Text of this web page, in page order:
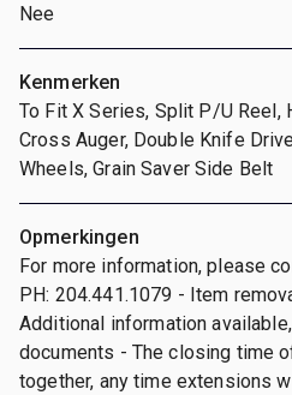
Nee
Kenmerken
To Fit X Series, Split P/U Reel,
Cross Auger, Double Knife
Wheels, Grain Saver Side Belt
Opmerkingen
For more information, please
PH: 204.441.1079 - Item
Additional information
documents - The closing time
together, any time extensions